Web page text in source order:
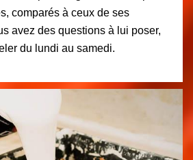
comparés à ceux de ses
avez des questions à lui poser,
du lundi au samedi.